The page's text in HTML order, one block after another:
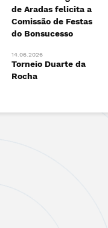
de Aradas felicita a
Comissão de Festas
do Bonsucesso
14.06.2026
Torneio Duarte da
Rocha